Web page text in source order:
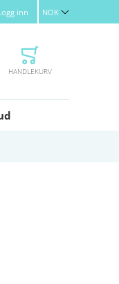
inn ValutaNOK
HANDLEKURV